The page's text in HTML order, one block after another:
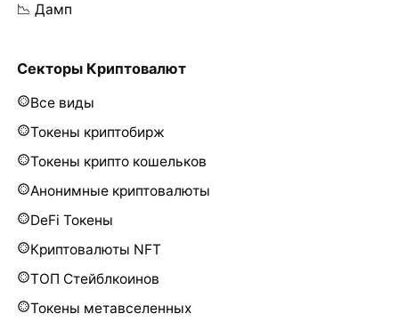
📉 Дамп
Секторы Криптовалют
Все виды
Токены криптобирж
Токены крипто кошельков
Анонимные криптовалюты
DeFi Токены
Криптовалюты NFT
ТОП Стейблкоинов
Токены метавселенных